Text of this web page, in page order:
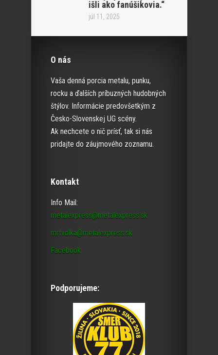
išli ako fanúšikovia.“
júl 11, 2025
O nás
Vaša denná porcia metalu, punku,
rocku a ďalších príbuzných hudobných
štýlov. Informácie predovšetkým z
Česko-Slovenskej UG scény.
Ak nechcete o nič prísť, tak si nás
pridajte do záujmového zoznamu.
Kontakt
Info Mail:
metalexpress@metalexpress.sk
mrtvolka@metalexpress.sk
Facebook
Podporujeme: